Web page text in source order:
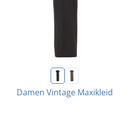
Damen Vintage Maxikleid